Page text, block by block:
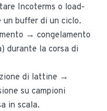
Incoterms o load-
buffer di un ciclo.
→ congelamento
durante la corsa di
di lattine →
su campioni
in scala.